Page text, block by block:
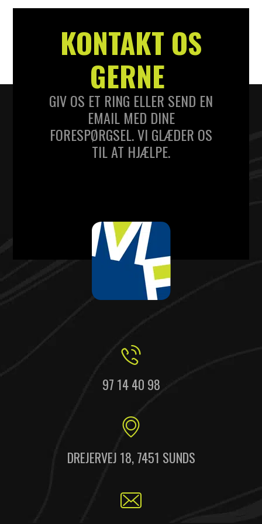
KONTAKT OS
GERNE
GIV OS ET RING ELLER SEND EN
EMAIL MED DINE
FORESPØRGSEL. VI GLÆDER OS
TIL AT HJÆLPE.
97 14 40 98
DREJERVEJ 18, 7451 SUNDS